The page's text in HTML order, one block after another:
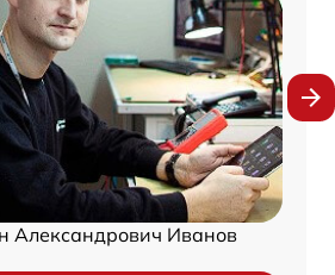
Александрович Иванов